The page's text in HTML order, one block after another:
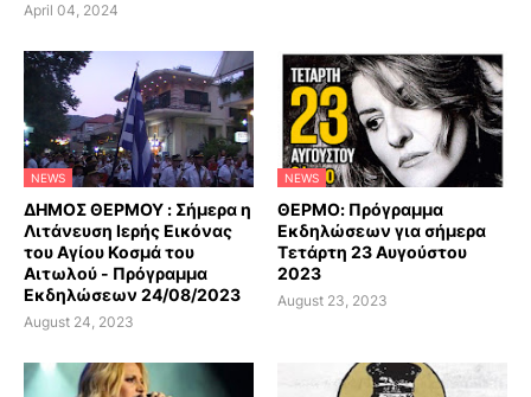
April 04, 2024
NEWS
ΔΗΜΟΣ ΘΕΡΜΟΥ : Σήμερα η
Λιτάνευση Ιερής Εικόνας
του Αγίου Κοσμά του
Αιτωλού - Πρόγραμμα
Εκδηλώσεων 24/08/2023
August 24, 2023
NEWS
ΘΕΡΜΟ: Πρόγραμμα
Εκδηλώσεων για σήμερα
Τετάρτη 23 Αυγούστου
2023
August 23, 2023